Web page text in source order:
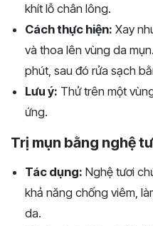
khít lỗ chân lông.
Cách thực hiện: Xay
và thoa lên vùng da
phút, sau đó rửa sạch
Lưu ý: Thử trên một
ứng.
Trị mụn bằng nghệ
Tác dụng: Nghệ tươi
khả năng chống viêm,
da.